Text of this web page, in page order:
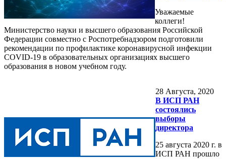
Уважаемые
коллеги!
Министерство науки и высшего образования Российской
Федерации совместно с Роспотребнадзором подготовили
рекомендации по профилактике коронавирусной инфекции
COVID-19 в образовательных организациях высшего
образования в новом учебном году.
28 Августа, 2020
В ИСП РАН
состоялись
выборы
директора
25 августа 2020 г. в
ИСП РАН прошло